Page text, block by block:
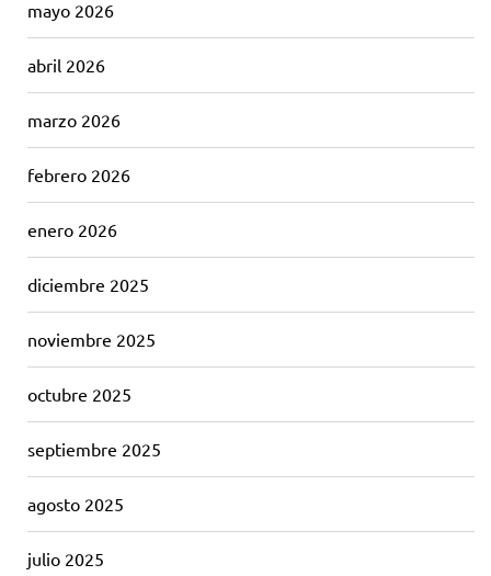
mayo 2026
abril 2026
marzo 2026
febrero 2026
enero 2026
diciembre 2025
noviembre 2025
octubre 2025
septiembre 2025
agosto 2025
julio 2025